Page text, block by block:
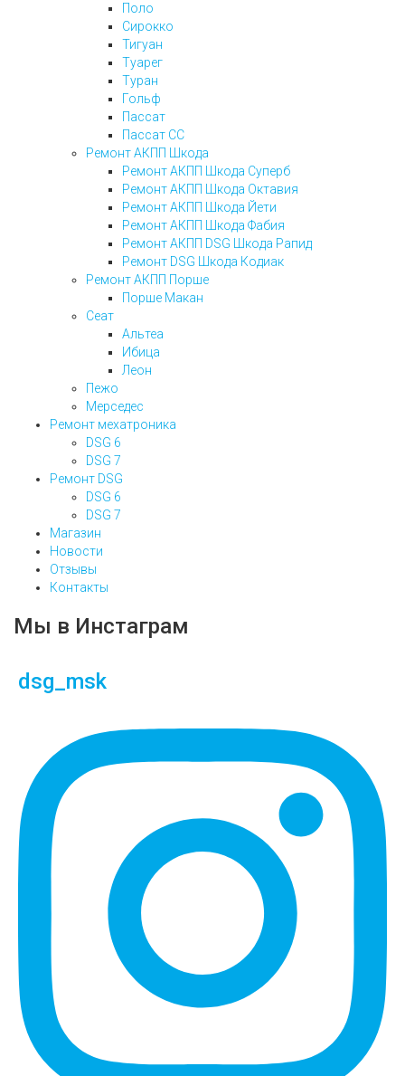
Поло
Сирокко
Тигуан
Туарег
Туран
Гольф
Пассат
Пассат СС
Ремонт АКПП Шкода
Ремонт АКПП Шкода Суперб
Ремонт АКПП Шкода Октавия
Ремонт АКПП Шкода Йети
Ремонт АКПП Шкода Фабия
Ремонт АКПП DSG Шкода Рапид
Ремонт DSG Шкода Кодиак
Ремонт АКПП Порше
Порше Макан
Сеат
Альтеа
Ибица
Леон
Пежо
Мерседес
Ремонт мехатроника
DSG 6
DSG 7
Ремонт DSG
DSG 6
DSG 7
Магазин
Новости
Отзывы
Контакты
Мы в Инстаграм
dsg_msk